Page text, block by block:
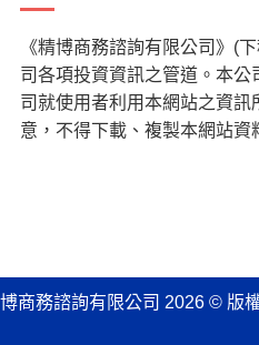
《精博商務諮詢有限公司》(
司各項投資資訊之管道。本
司就使用者利用本網站之資
意，不得下載、複製本網站資
商務諮詢有限公司 2026 © 版